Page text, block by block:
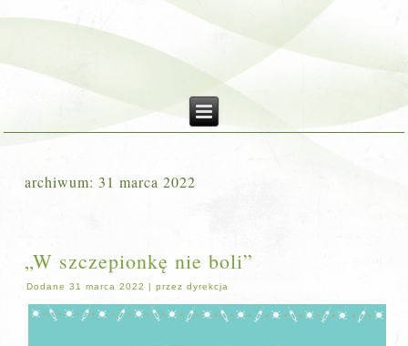
archiwum: 31 marca 2022
„W szczepionkę nie boli”
Dodane 31 marca 2022 |przez dyrekcja